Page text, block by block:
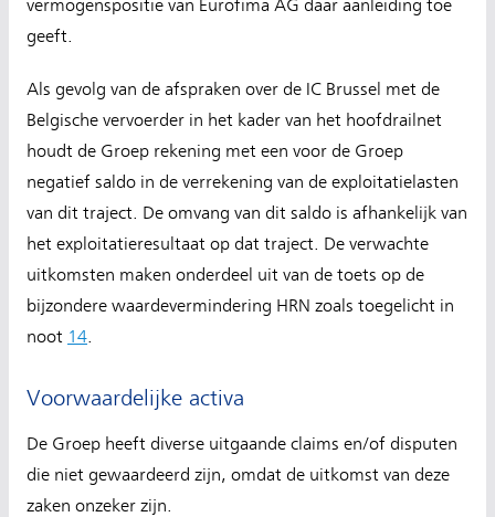
vermogenspositie van Eurofima AG daar aanleiding toe
geeft.
Als gevolg van de afspraken over de IC Brussel met de
Belgische vervoerder in het kader van het hoofdrailnet
houdt de Groep rekening met een voor de Groep
negatief saldo in de verrekening van de exploitatielasten
van dit traject. De omvang van dit saldo is afhankelijk van
het exploitatieresultaat op dat traject. De verwachte
uitkomsten maken onderdeel uit van de toets op de
bijzondere waardevermindering HRN zoals toegelicht in
noot 14.
Voorwaardelijke activa
De Groep heeft diverse uitgaande claims en/of disputen
die niet gewaardeerd zijn, omdat de uitkomst van deze
zaken onzeker zijn.